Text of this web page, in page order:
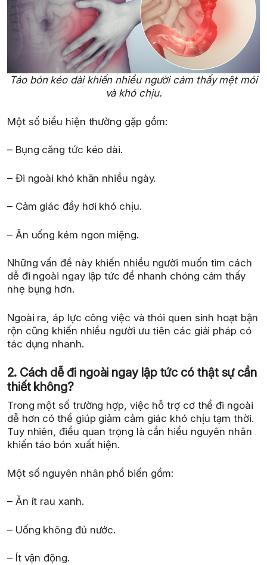
Táo bón kéo dài khiến nhiều người cảm thấy mệt mỏi
và khó chịu.
Một số biểu hiện thường gặp gồm:
– Bụng căng tức kéo dài.
– Đi ngoài khó khăn nhiều ngày.
– Cảm giác đầy hơi khó chịu.
– Ăn uống kém ngon miệng.
Những vấn đề này khiến nhiều người muốn tìm cách
dễ đi ngoài ngay lập tức để nhanh chóng cảm thấy
nhẹ bụng hơn.
Ngoài ra, áp lực công việc và thói quen sinh hoạt bận
rộn cũng khiến nhiều người ưu tiên các giải pháp có
tác dụng nhanh.
2. Cách dễ đi ngoài ngay lập tức có thật sự cần
thiết không?
Trong một số trường hợp, việc hỗ trợ cơ thể đi ngoài
dễ hơn có thể giúp giảm cảm giác khó chịu tạm thời.
Tuy nhiên, điều quan trọng là cần hiểu nguyên nhân
khiến táo bón xuất hiện.
Một số nguyên nhân phổ biến gồm:
– Ăn ít rau xanh.
– Uống không đủ nước.
– Ít vận động.